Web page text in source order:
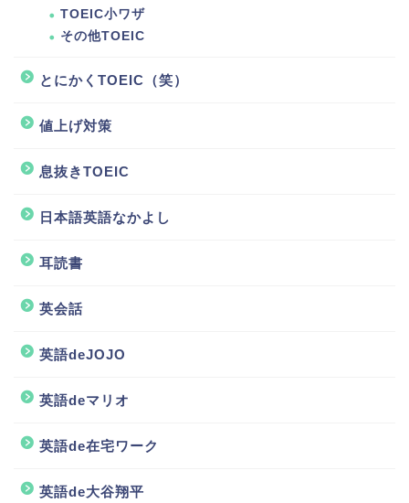
TOEIC小ワザ
その他TOEIC
とにかくTOEIC（笑）
値上げ対策
息抜きTOEIC
日本語英語なかよし
耳読書
英会話
英語deJOJO
英語deマリオ
英語de在宅ワーク
英語de大谷翔平